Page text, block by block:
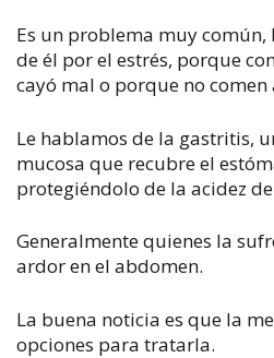
Es un problema muy común,
de él por el estrés, porque
cayó mal o porque no
Le hablamos de la gastritis,
mucosa que recubre el
protegiéndolo de la acidez
Generalmente quienes la
ardor en el abdomen.
La buena noticia es que la
opciones para tratarla.